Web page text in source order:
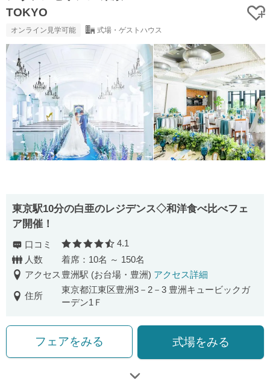
TOKYO
オンライン見学可能 式場・ゲストハウス
東京駅10分の白亜のレジデンス◇和洋食べ比べフェ
ア開催！
口コミ 口コミ評価
4.1
人数
着席：10名 ～ 150名
アクセス 豊洲駅 (お台場・豊洲) アクセス詳細
住所
東京都江東区豊洲3－2－3 豊洲キュービックガ
ーデン1Ｆ
フェアをみる 式場をみる